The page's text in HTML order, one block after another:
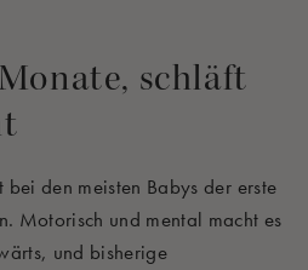
schläft
den meisten Babys der erste
Motorisch und mental macht es
und bisherige